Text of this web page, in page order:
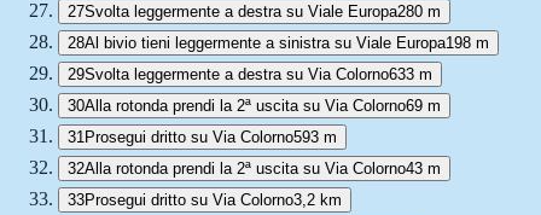
27Svolta leggermente a destra su Viale Europa280 m
28Al bivio tieni leggermente a sinistra su Viale Europa198 m
29Svolta leggermente a destra su Via Colorno633 m
30Alla rotonda prendi la 2ª uscita su Via Colorno69 m
31 Prosegui dritto su Via Colorno593 m
32Alla rotonda prendi la 2ª uscita su Via Colorno43 m
33Prosegui dritto su Via Colorno3,2 km